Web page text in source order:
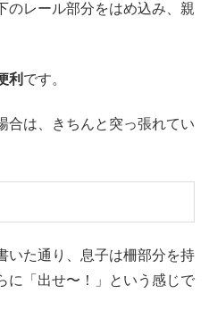
のレール部分をはめ込み、親
利 です。
合は、きちんと突っ張れてい
いた通り、息子は柵部分を持
に「出せ〜！」という感じで